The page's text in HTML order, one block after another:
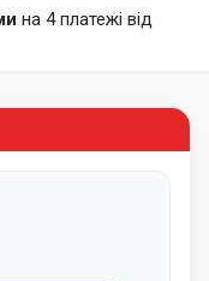
на 4 платежі від